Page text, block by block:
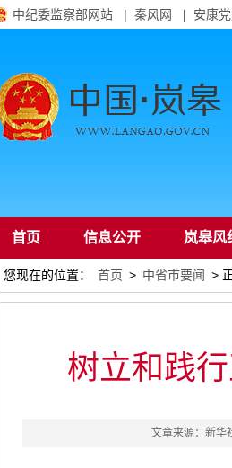
中纪委监察部网站 | 秦风网 | 安康
首页 信息公开 岚皋风
通知公告
您现在的位置： 首页 > 中省市要闻 >
树立和践
文章来源：新华